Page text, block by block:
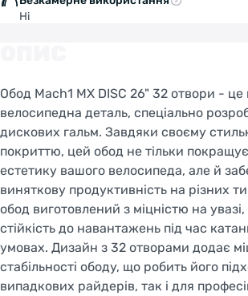
Ні
Обод Mach1 MX DISC 26" 32 отвори - це
велосипедна деталь, спеціально
дискових гальм. Завдяки своєму
покриттю, цей обод не тільки
естетику вашого велосипеда, але й
виняткову продуктивність на різних
обод виготовлений з міцністю на
стійкість до навантажень під час
умовах. Дизайн з 32 отворами додає
стабільності ободу, що робить його
випадкових райдерів, так і для